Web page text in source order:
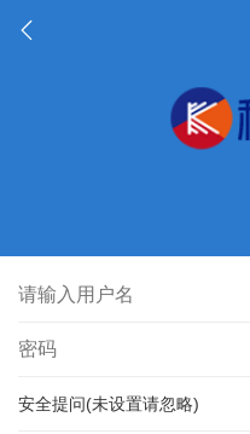
安全提问(未设置请忽略)